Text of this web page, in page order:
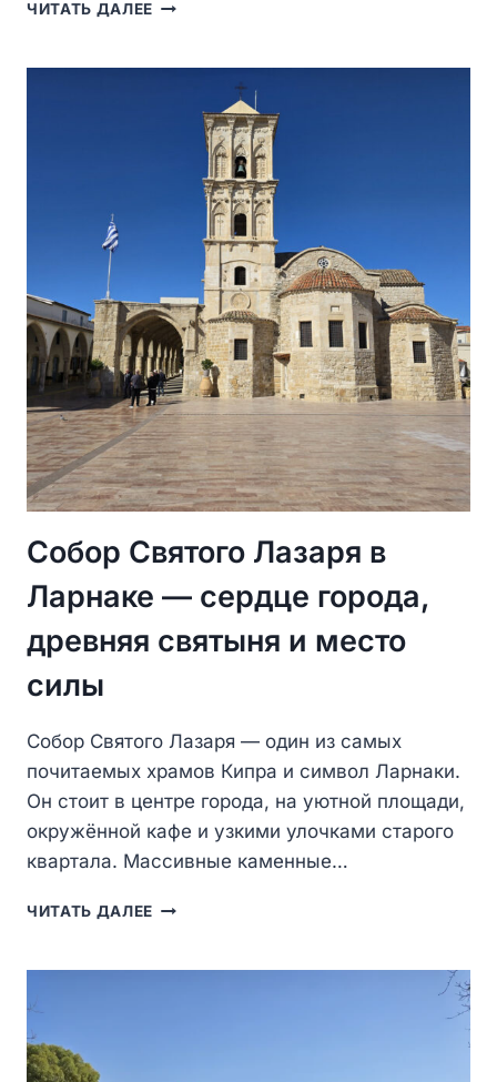
ЧИТАТЬ ДАЛЕЕ
MICHELE
MAGGIORE
ПАВИИ
КОРОНАЦИЙ
РОМАНСКОЙ
АРХИТЕКТУРЫ
Собор Святого Лазаря в
Ларнаке — сердце города,
древняя святыня и место
силы
Собор Святого Лазаря — один из самых
почитаемых храмов Кипра и символ Ларнаки.
Он стоит в центре города, на уютной площади,
окружённой кафе и узкими улочками старого
квартала. Массивные каменные…
ЧИТАТЬ ДАЛЕЕ СОБОР
В